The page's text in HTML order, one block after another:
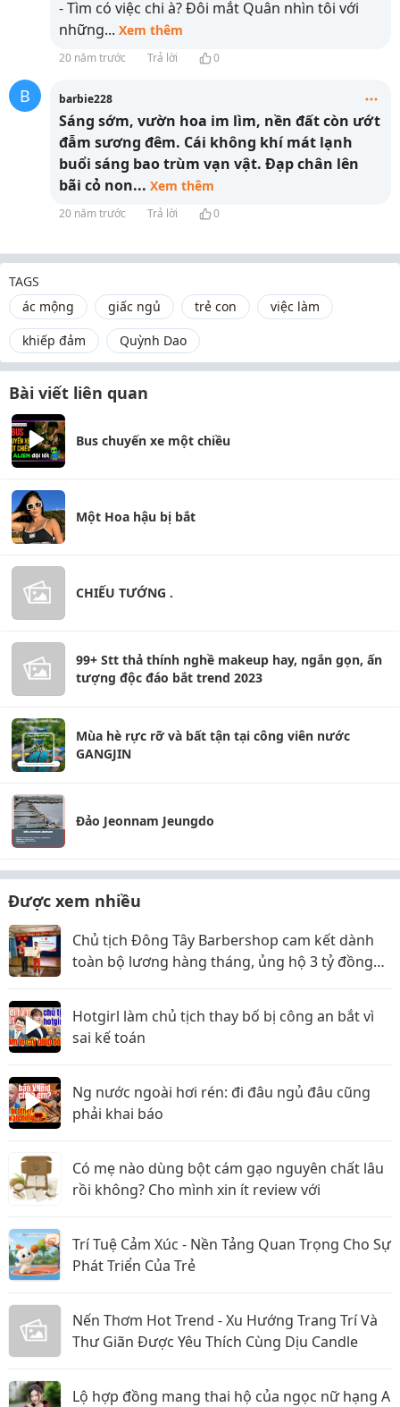
- Tìm có việc chi à? Đôi mắt Quân nhìn tôi với
những... Xem thêm
20 năm trước Trả lời 0
B barbie228
Sáng sớm, vườn hoa im lìm, nền đất còn ướt
đẫm sương đêm. Cái không khí mát lạnh
buổi sáng bao trùm vạn vật. Đạp chân lên
bãi cỏ non... Xem thêm
20 năm trước Trả lời 0
TAGS
ác mộng
giấc ngủ trẻ con
việc làm
khiếp đảm
Quỳnh Dao
Bài viết liên quan
Bus chuyến xe một chiều
Một Hoa hậu bị bắt
CHIẾU TƯỚNG .
99+ Stt thả thính nghề makeup hay, ngắn gọn, ấn
tượng độc đáo bắt trend 2023
Mùa hè rực rỡ và bất tận tại công viên nước
GANGJIN
Đảo Jeonnam Jeungdo
Được xem nhiều
Chủ tịch Đông Tây Barbershop cam kết dành
toàn bộ lương hàng tháng, ủng hộ 3 tỷ đồng
Hotgirl làm chủ tịch thay bố bị công an bắt vì
sai kế toán
Ng nước ngoài hơi rén: đi đâu ngủ đâu cũng
phải khai báo
Có mẹ nào dùng bột cám gạo nguyên chất lâu
rồi không? Cho mình xin ít review với
Trí Tuệ Cảm Xúc - Nền Tảng Quan Trọng Cho Sự
Phát Triển Của Trẻ
Nến Thơm Hot Trend - Xu Hướng Trang Trí Và
Thư Giãn Được Yêu Thích Cùng Dịu Candle
Lộ hợp đồng mang thai hộ của ngọc nữ hạng A